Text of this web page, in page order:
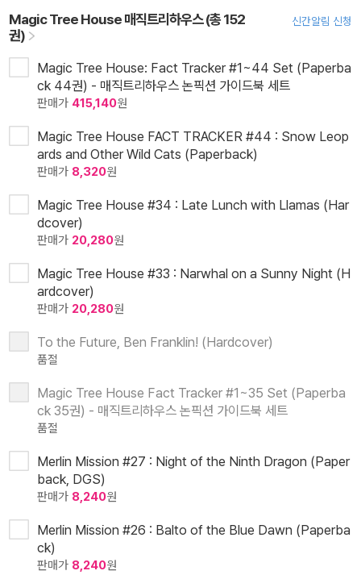
Magic Tree House 매직트리하우스 (총 152
권)
신간알림 신청
Magic Tree House: Fact Tracker #1~44 Set (Paperba
ck 44권) - 매직트리하우스 논픽션 가이드북 세트
판매가 415,140원
Magic Tree House FACT TRACKER #44 : Snow Leop
ards and Other Wild Cats (Paperback)
판매가 8,320원
Magic Tree House #34 : Late Lunch with Llamas (Har
dcover)
판매가 20,280원
Magic Tree House #33 : Narwhal on a Sunny Night (H
ardcover)
판매가 20,280원
To the Future, Ben Franklin! (Hardcover)
품절
Magic Tree House Fact Tracker #1~35 Set (Paperba
ck 35권) - 매직트리하우스 논픽션 가이드북 세트
품절
Merlin Mission #27 : Night of the Ninth Dragon (Paper
back, DGS)
판매가 8,240원
Merlin Mission #26 : Balto of the Blue Dawn (Paperba
ck)
판매가 8,240원